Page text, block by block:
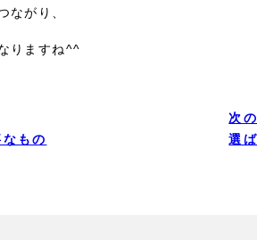
ながり、
りますね^^
もの
次
選